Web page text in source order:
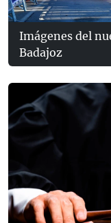
Imágenes del
Badajoz